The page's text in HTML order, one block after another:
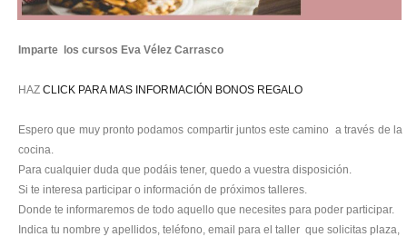
Imparte los cursos Eva Vélez Carrasco
HAZ CLICK PARA MAS INFORMACIÓN BONOS REGALO
Espero que muy pronto podamos compartir juntos este camino a través de la
cocina.
Para cualquier duda que podáis tener, quedo a vuestra disposición.
Si te interesa participar o información de próximos talleres.
Donde te informaremos de todo aquello que necesites para poder participar.
Indica tu nombre y apellidos, teléfono, email para el taller que solicitas plaza,